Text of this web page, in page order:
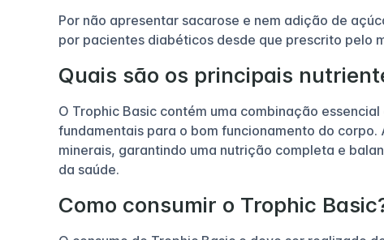
Por não apresentar sacarose e nem adição de
por pacientes diabéticos desde que prescrito pelo
Quais são os principais
O Trophic Basic contém uma combinação
fundamentais para o bom funcionamento do
minerais, garantindo uma nutrição completa e
da saúde.
Como consumir o Trophic